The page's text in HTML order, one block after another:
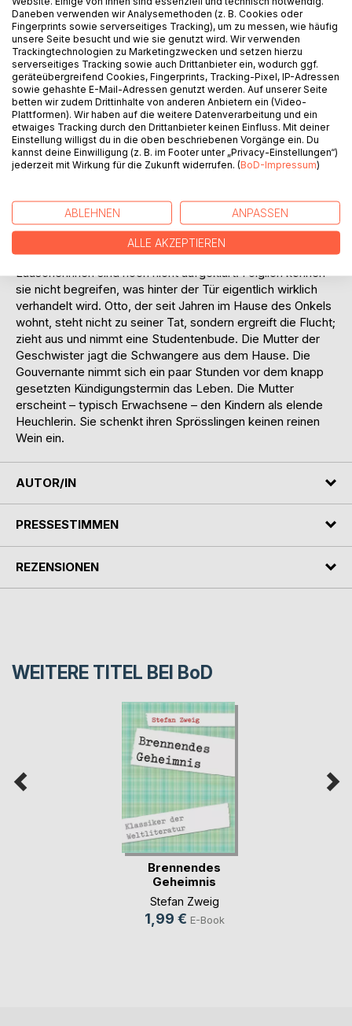
zwölf beziehungsweise dreizehn Jahren – so sehr, dass
der Erzähler am Ende des überschaubaren Textes
eingestehen muss: „seit gestern sind sie keine Kinder
mehr“. Die zwei blutjungen Protagonistinnen haben ihre
Erkenntnis komplett an den geschlossenen Zimmertüren
der Erwachsenen am Ort der Handlung, einem
grossbürgerlichen Hause, erlauscht. Weil die zwei Kinder
ihre Gouvernante lieben, sind sie über deren unübersehbare
Verstörung äusserst besorgt. Zudem erhalten die Mädchen
von keiner Seite irgendeine Auskunft. Mit geschärften
Sinnen registrieren die Kinder, Otto, der Cousin – ein in den
Zimmer der Gouvernante gerufen worden. Dort wurde er
von dem Fräulein mit der Hiobsbotschaft konfrontiert, es
sei von ihm schwanger. Wie könnte es zu Beginn des 20.
Jahrhunderts in gutbürgerlichen Kreisen anders sein – die
Lauscherinnen sind noch nicht aufgeklärt. Folglich können
sie nicht begreifen, was hinter der Tür eigentlich wirklich
verhandelt wird. Otto, der seit Jahren im Hause des Onkels
wohnt, steht nicht zu seiner Tat, sondern ergreift die Flucht;
zieht aus und nimmt eine Studentenbude. Die Mutter der
Geschwister jagt die Schwangere aus dem Hause. Die
Gouvernante nimmt sich ein paar Stunden vor dem knapp
gesetzten Kündigungstermin das Leben. Die Mutter
erscheint – typisch Erwachsene – den Kindern als elende
Heuchlerin. Sie schenkt ihren Sprösslingen keinen reinen
Wein ein.
AUTOR/IN
PRESSESTIMMEN
REZENSIONEN
WEITERE TITEL BEI BoD
Brennendes
Geheimnis
Stefan Zweig
1,99 € E-Book
Daneben verwenden wir Analysemethoden (z. B. Cookies oder
Fingerprints sowie serverseitiges Tracking), um zu messen, wie häufig
unsere Seite besucht und wie sie genutzt wird. Wir verwenden
Trackingtechnologien zu Marketingzwecken und setzen hierzu
serverseitiges Tracking sowie auch Drittanbieter ein, wodurch ggf.
geräteübergreifend Cookies, Fingerprints, Tracking-Pixel, IP-Adressen
sowie gehashte E-Mail-Adressen genutzt werden. Auf unserer Seite
betten wir zudem Drittinhalte von anderen Anbietern ein (Video-
Plattformen). Wir haben auf die weitere Datenverarbeitung und ein
etwaiges Tracking durch den Drittanbieter keinen Einfluss. Mit deiner
Einstellung willigst du in die oben beschriebenen Vorgänge ein. Du
kannst deine Einwilligung (z. B. im Footer unter „Privacy-Einstellungen“)
jederzeit mit Wirkung für die Zukunft widerrufen. (BoD-Impressum)
ABLEHNEN ANPASSEN
ALLE AKZEPTIEREN